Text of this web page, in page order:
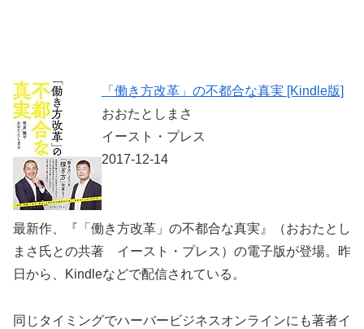
「働き方改革」の不都合な真実 [Kindle版]
おおたとしまさ
イースト・プレス
2017-12-14
最新作、『「働き方改革」の不都合な真実』（おおたとし
まさ氏との共著 イースト・プレス）の電子版が登場。昨
日から、Kindleなどで配信されている。
同じタイミングでハーバービジネスオンラインにも著者イ